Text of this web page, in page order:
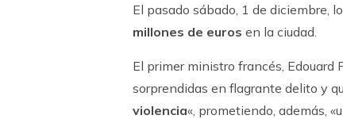
El pasado sábado, 1 de diciembre,
millones de euros en la ciudad.
El primer ministro francés, Edouard
sorprendidas en flagrante delito y
violencia«, prometiendo, además,